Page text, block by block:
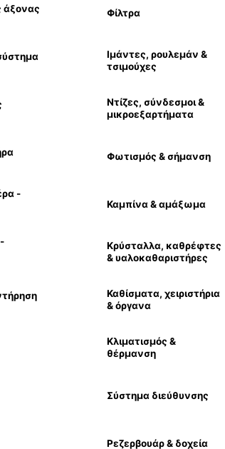
άξονας
-
Φίλτρα
Ιμάντες, ρουλεμάν &
τσιμούχες
Ντίζες, σύνδεσμοι &
μικροεξαρτήματα
Φωτισμός & σήμανση
Καμπίνα & αμάξωμα
Κρύσταλλα, καθρέφτες
& υαλοκαθαριστήρες
Καθίσματα, χειριστήρια
& όργανα
Κλιματισμός &
θέρμανση
Σύστημα διεύθυνσης
Ρεζερβουάρ & δοχεία